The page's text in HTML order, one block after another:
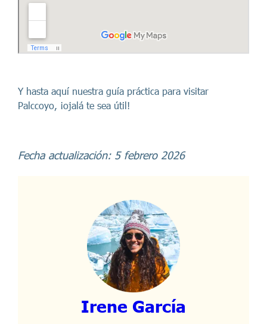
Y hasta aquí nuestra guía práctica para visitar
Palccoyo, ¡ojalá te sea útil!
Fecha actualización: 5 febrero 2026
Irene García